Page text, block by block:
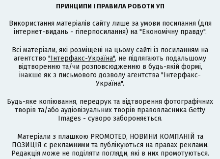
ПРИНЦИПИ І ПРАВИЛА РОБОТИ УП
Використання матеріалів сайту лише за умови посилання (для
інтернет-видань - гіперпосилання) на "Економічну правду".
Всі матеріали, які розміщені на цьому сайті із посиланням на
агентство "Інтерфакс-Україна", не підлягають подальшому
відтворенню та/чи розповсюдженню в будь-якій формі,
інакше як з письмового дозволу агентства "Інтерфакс-
Україна".
Будь-яке копіювання, передрук та відтворення фотографічних
творів та/або аудіовізуальних творів правовласника Getty
Images - суворо забороняється.
Матеріали з плашкою PROMOTED, НОВИНИ КОМПАНІЙ та
ПОЗИЦІЯ є рекламними та публікуються на правах реклами.
Редакція може не поділяти погляди, які в них промотуються.